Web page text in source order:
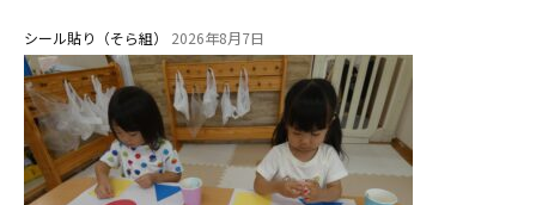
シール貼り（そら組） 2026年8月7日